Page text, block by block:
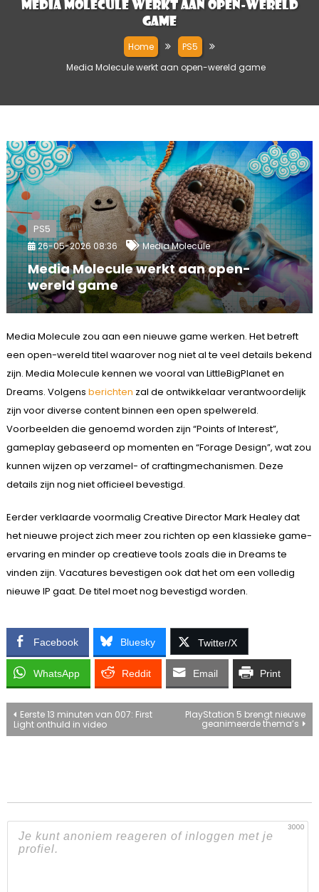
Media Molecule werkt aan open-wereld
game
Home
PS5
Media Molecule werkt aan open-wereld game
PS5
26-05-2026 08:36 Media Molecule
Media Molecule werkt aan open-
wereld game
Media Molecule zou aan een nieuwe game werken. Het betreft
een open-wereld titel waarover nog niet al te veel details bekend
zijn. Media Molecule kennen we vooral van LittleBigPlanet en
Dreams. Volgens berichten zal de ontwikkelaar verantwoordelijk
zijn voor diverse content binnen een open spelwereld.
Voorbeelden die genoemd worden zijn “Points of Interest”,
gameplay gebaseerd op momenten en “Forage Design”, wat zou
kunnen wijzen op verzamel- of craftingmechanismen. Deze
details zijn nog niet officieel bevestigd.
Eerder verklaarde voormalig Creative Director Mark Healey dat
het nieuwe project zich meer zou richten op een klassieke game-
ervaring en minder op creatieve tools zoals die in Dreams te
vinden zijn. Vacatures bevestigen ook dat het om een ​​volledig
nieuwe IP gaat. De titel moet nog bevestigd worden.
Facebook Bluesky Twitter/X
WhatsApp Reddit Email Print
Bericht
Eerste 13 minuten van 007: First
Light onthuld in video
PlayStation 5 brengt nieuwe
geanimeerde thema’s
3000